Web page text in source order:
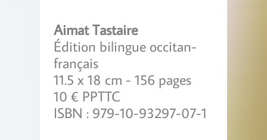
Aimat Tastaire
Édition bilingue occitan-
français
11.5 x 18 cm - 156 pages
10 € PPTTC
ISBN : 979-10-93297-07-1